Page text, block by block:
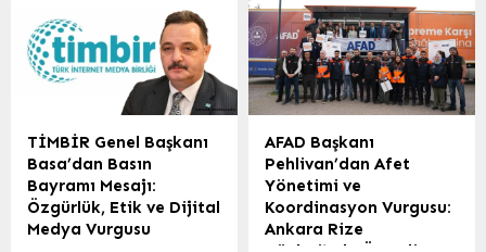
TİMBİR Genel Başkanı
Basa’dan Basın
Bayramı Mesajı:
Özgürlük, Etik ve Dijital
Medya Vurgusu
AFAD Başkanı
Pehlivan’dan Afet
Yönetimi ve
Koordinasyon Vurgusu:
Ankara Rize